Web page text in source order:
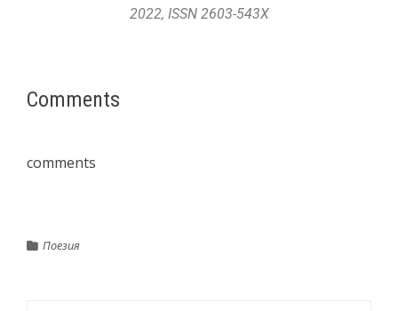
2022, ISSN 2603-543X
Comments
comments
Поезия